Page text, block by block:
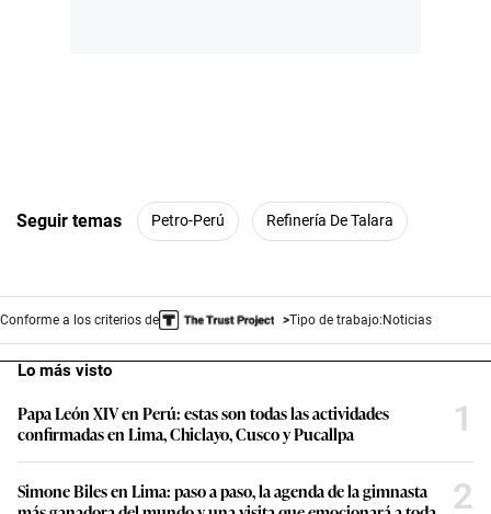
Seguir temas Petro-Perú Refinería De Talara
Conforme a los criterios de Tipo de trabajo:Noticias
Lo más visto
Papa León XIV en Perú: estas son todas las actividades
confirmadas en Lima, Chiclayo, Cusco y Pucallpa
1
Simone Biles en Lima: paso a paso, la agenda de la gimnasta
2